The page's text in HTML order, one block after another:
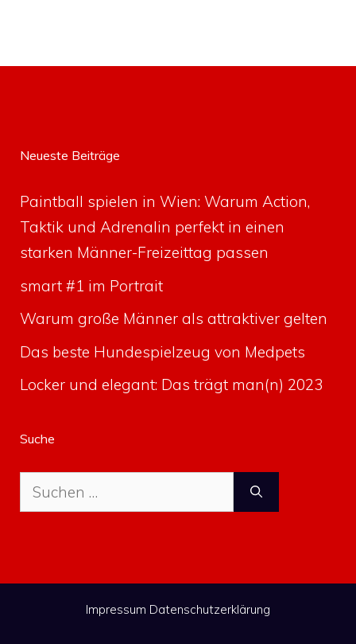
Neueste Beiträge
Paintball spielen in Wien: Warum Action,
Taktik und Adrenalin perfekt in einen
starken Männer-Freizeittag passen
smart #1 im Portrait
Warum große Männer als attraktiver gelten
Das beste Hundespielzeug von Medpets
Locker und elegant: Das trägt man(n) 2023
Suche
Suche
nach:
Impressum Datenschutzerklärung